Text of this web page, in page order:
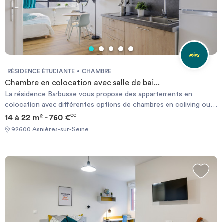
RÉSIDENCE ÉTUDIANTE CHAMBRE
Chambre en colocation avec salle de bai...
La résidence Barbusse vous propose des appartements en
colocation avec différentes options de chambres en coliving ou
en studios. Tous nos logements sont parfaitement équipés et
décorés pour vous fournir la meilleure expérience de vie possible
(9 Studios et 11 Appartements). Profitez de l’expérience ultime de
équipé de 230 m2 ! Retrouvez vos colocataires ou vos voisins
dans ce lieu de rencontre. Vous souhaitez vous détendre ? Alors
14 à 22 m² - 760 €CC
92600 Asnières-sur-Seine